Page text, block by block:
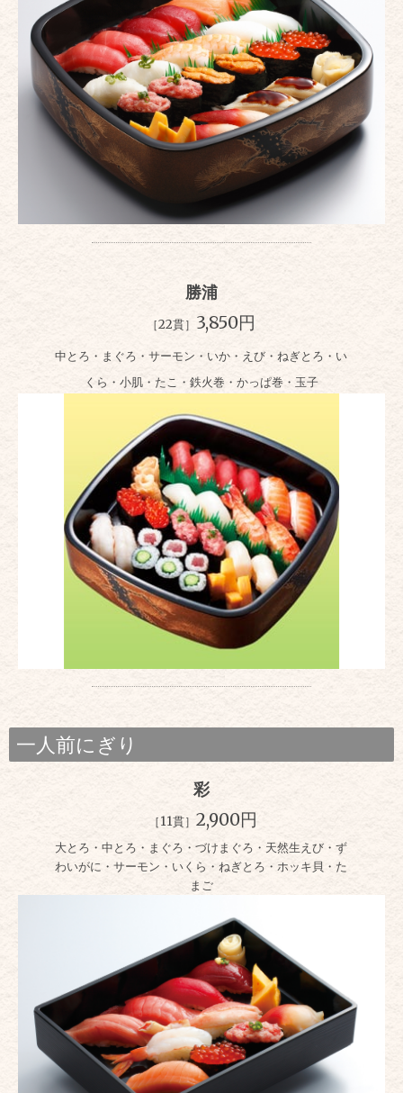
勝浦
［22貫］ 3,850円
中とろ・まぐろ・サーモン・いか・えび・ねぎとろ・い
くら・小肌・たこ・鉄火巻・かっぱ巻・玉子
一人前にぎり
彩
［11貫］ 2,900円
大とろ・中とろ・まぐろ・づけまぐろ・天然生えび・ず
わいがに・サーモン・いくら・ねぎとろ・ホッキ貝・た
まご